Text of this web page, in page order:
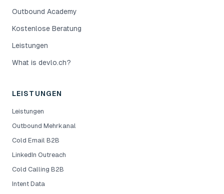
Outbound Academy
Kostenlose Beratung
Leistungen
What is devlo.ch?
LEISTUNGEN
Leistungen
Outbound Mehrkanal
Cold Email B2B
LinkedIn Outreach
Cold Calling B2B
Intent Data